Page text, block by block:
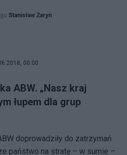
Stanisław Żaryn
00:00
ABW. „Nasz kraj
łupem dla grup
doprowadziły do zatrzymań
państwo na stratę – w sumie –